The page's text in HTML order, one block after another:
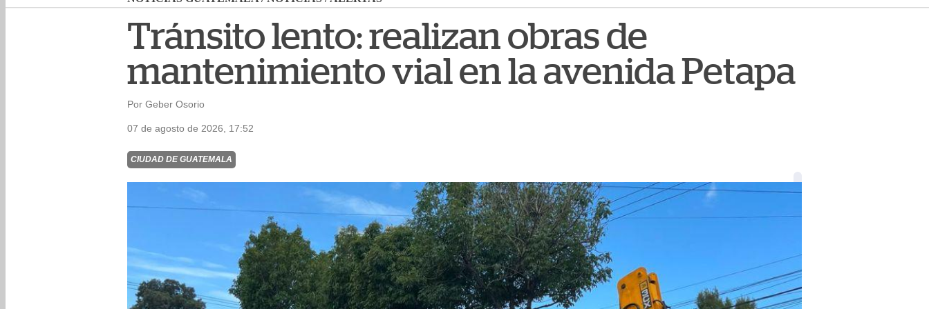
Tránsito lento: realizan obras de
mantenimiento vial en la avenida Petapa
Por Geber Osorio
07 de agosto de 2026, 17:52
CIUDAD DE GUATEMALA